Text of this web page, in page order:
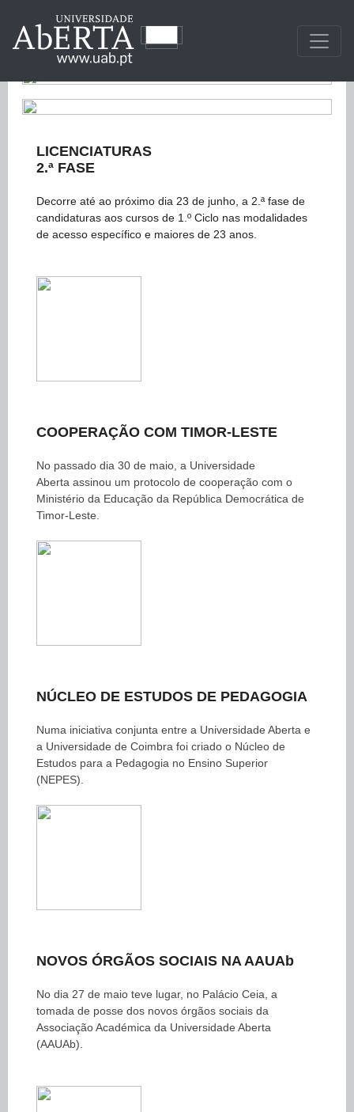
LICENCIATURAS
2.ª FASE
Decorre até ao próximo dia 23 de junho, a 2.ª fase de
candidaturas aos cursos de 1.º Ciclo nas modalidades
de acesso específico e maiores de 23 anos.
COOPERAÇÃO COM TIMOR-LESTE
No passado dia 30 de maio, a Universidade
Aberta assinou um protocolo de cooperação com o
Ministério da Educação da República Democrática de
Timor-Leste.
NÚCLEO DE ESTUDOS DE PEDAGOGIA
Numa iniciativa conjunta entre a Universidade Aberta e
a Universidade de Coimbra foi criado o Núcleo de
Estudos para a Pedagogia no Ensino Superior
(NEPES).
NOVOS ÓRGÃOS SOCIAIS NA AAUAb
No dia 27 de maio teve lugar, no Palácio Ceia, a
tomada de posse dos novos órgãos sociais da
Associação Académica da Universidade Aberta
(AAUAb).